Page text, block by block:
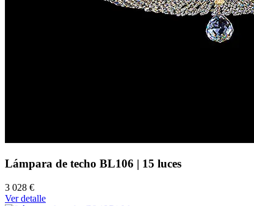
Lámpara de techo BL106 | 15 luces
3 028 €
Ver detalle